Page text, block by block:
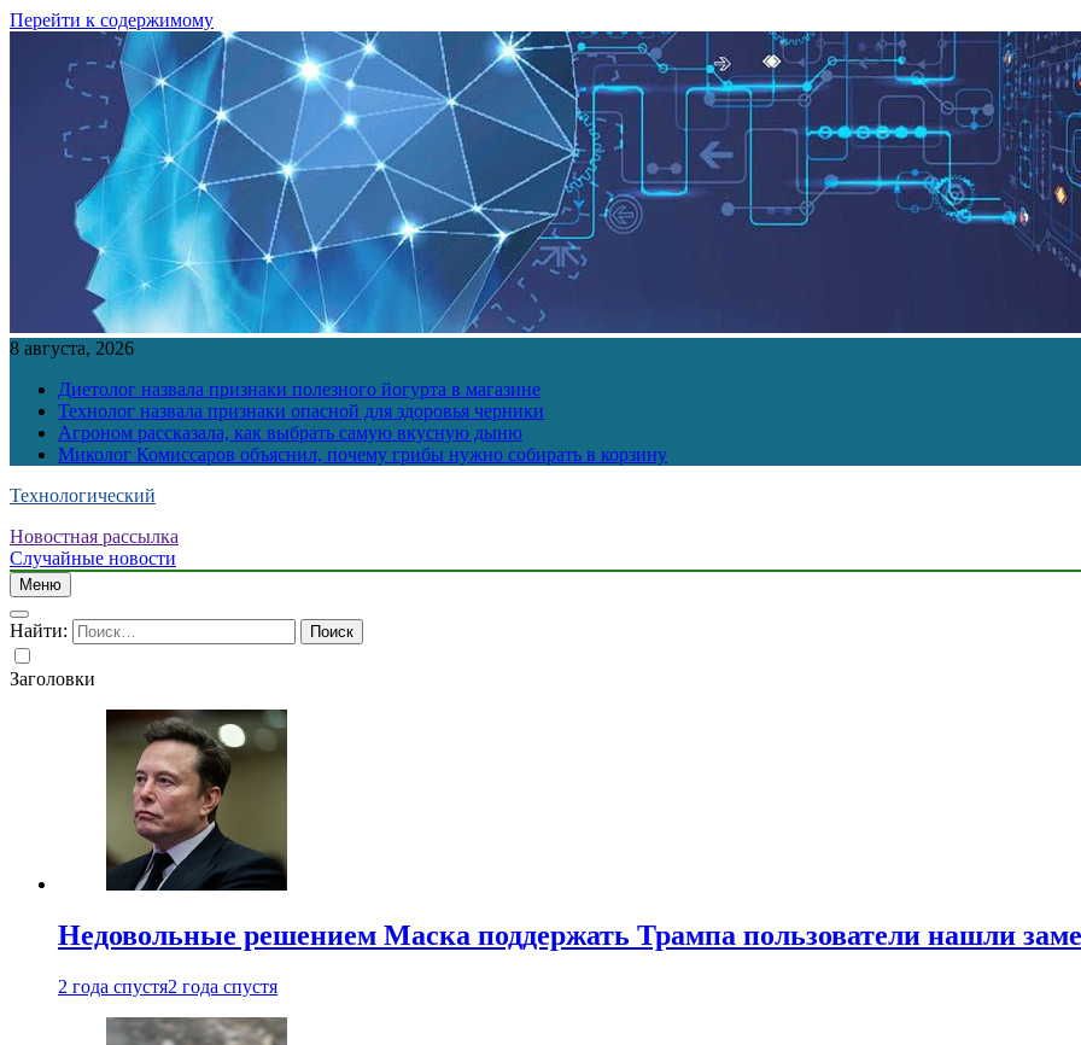
Перейти к содержимому
8 августа, 2026
Диетолог назвала признаки полезного йогурта в магазине
Технолог назвала признаки опасной для здоровья черники
Агроном рассказала, как выбрать самую вкусную дыню
Миколог Комиссаров объяснил, почему грибы нужно собирать в корзину
Технологический
Новостная рассылка
Случайные новости
Меню
Найти:
Заголовки
Недовольные решением Маска поддержать Трампа пользователи нашли
2 года спустя2 года спустя